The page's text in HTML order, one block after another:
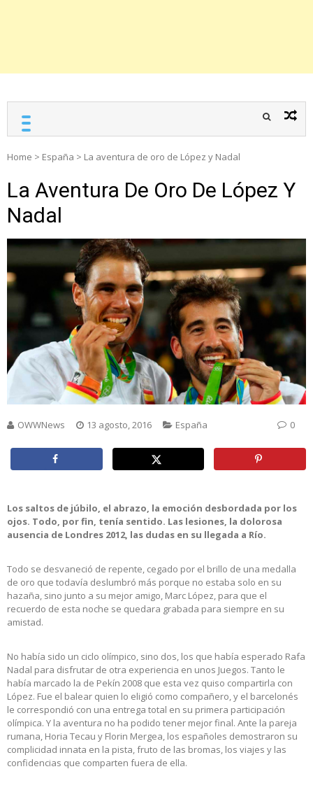
Home > España > La aventura de oro de López y Nadal
La Aventura De Oro De López Y
Nadal
OWWNews 13 agosto, 2016 España 0
Los saltos de júbilo, el abrazo, la emoción desbordada por los
ojos. Todo, por fin, tenía sentido. Las lesiones, la dolorosa
ausencia de Londres 2012, las dudas en su llegada a Río.
Todo se desvaneció de repente, cegado por el brillo de una medalla
de oro que todavía deslumbró más porque no estaba solo en su
hazaña, sino junto a su mejor amigo, Marc López, para que el
recuerdo de esta noche se quedara grabada para siempre en su
amistad.
No había sido un ciclo olímpico, sino dos, los que había esperado Rafa
Nadal para disfrutar de otra experiencia en unos Juegos. Tanto le
había marcado la de Pekín 2008 que esta vez quiso compartirla con
López. Fue el balear quien lo eligió como compañero, y el barcelonés
le correspondió con una entrega total en su primera participación
olímpica. Y la aventura no ha podido tener mejor final. Ante la pareja
rumana, Horia Tecau y Florin Mergea, los españoles demostraron su
complicidad innata en la pista, fruto de las bromas, los viajes y las
confidencias que comparten fuera de ella.